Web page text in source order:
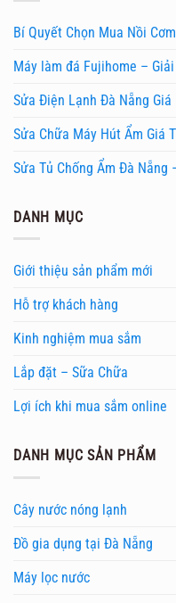
Bí Quyết Chọn Mua Nồi
Máy làm đá Fujihome –
Sửa Điện Lạnh Đà Nẵng
Sửa Chữa Máy Hút Ẩm Giá
Sửa Tủ Chống Ẩm Đà Nẵng
DANH MỤC
Giới thiệu sản phẩm mới
Hỗ trợ khách hàng
Kinh nghiệm mua sắm
Lắp đặt – Sữa Chữa
Lợi ích khi mua sắm online
DANH MỤC SẢN PHẨM
Cây nước nóng lạnh
Đồ gia dụng tại Đà Nẵng
Máy lọc nước